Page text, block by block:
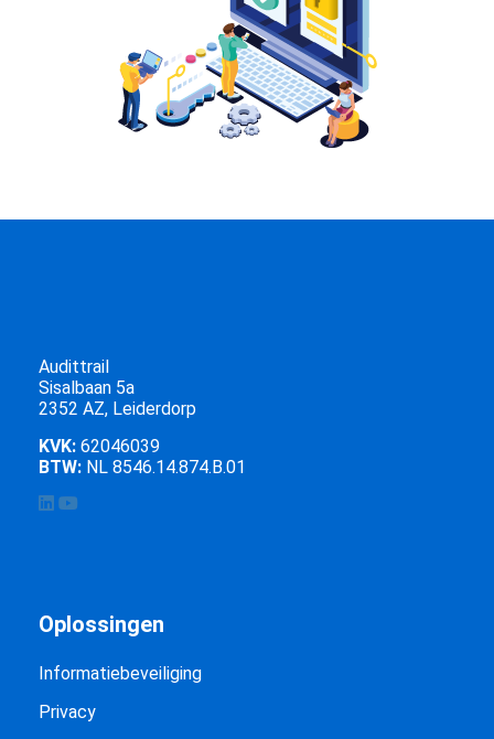
Audittrail
Sisalbaan 5a
2352 AZ, Leiderdorp
KVK: 62046039
BTW: NL 8546.14.874.B.01
Oplossingen
Informatiebeveiliging
Privacy